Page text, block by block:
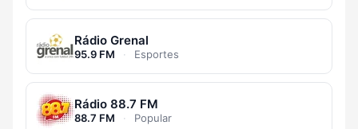
Rádio Grenal
95.9 FM · Esportes
Rádio 88.7 FM
88.7 FM · Popular